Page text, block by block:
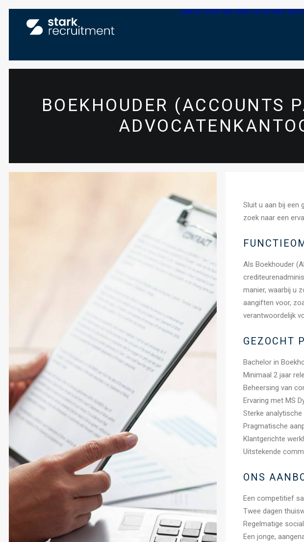
AANTAL OVER ONS ONZE VACATURES BLOG
BOEKHOUDER (ACCOUNTS
Sluit u aan bij een
zoek naar een
Als Boekhouder
manier, waarbij u
aangiften voor,
verantwoordelijk
GEZOCHT
Bachelor in
Minimaal 2 jaar
Beheersing van
Ervaring met MS
Sterke
Pragmatische
Klantgerichte
Uitstekende
ONS
Een competitief
Twee dagen
Regelmatige
Een jonge,